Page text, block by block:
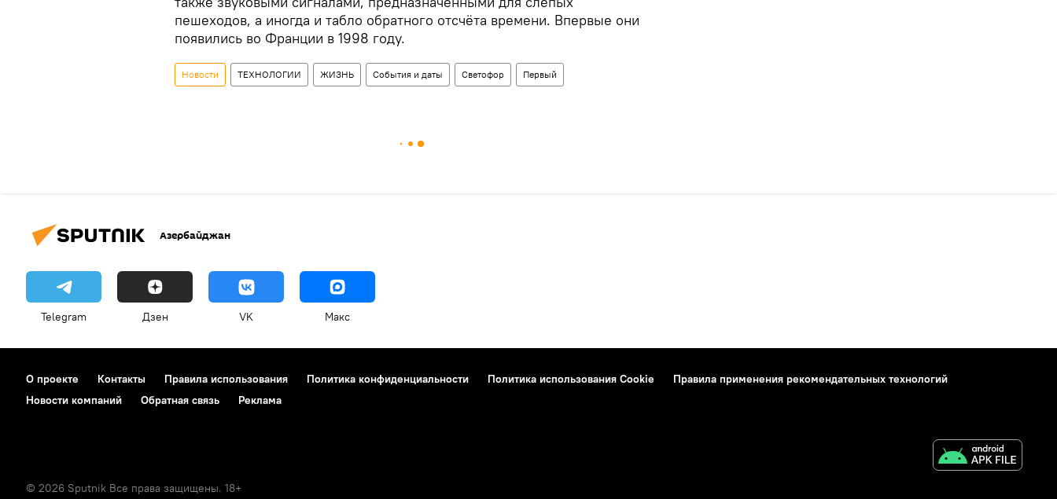
пешеходов, а иногда и табло обратного отсчёта времени. Впервые они
появились во Франции в 1998 году.
Новости ТЕХНОЛОГИИ ЖИЗНЬ События и даты Светофор Первый
Азербайджан
Telegram Дзен VK Макс
О проекте Контакты Правила использования Политика конфиденциальности Политика использования Cookie
Правила применения рекомендательных технологий
Новости компаний
Обратная связь Реклама
© 2026 Sputnik Все права защищены. 18+